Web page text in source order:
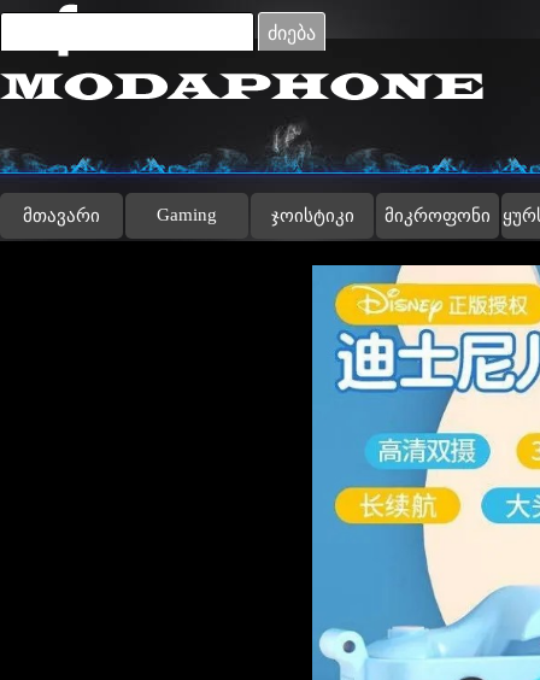
Go to content
ძიება
მთავარი Gaming ჯოისტიკი მიკროფონი